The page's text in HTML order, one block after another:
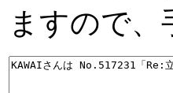
ますので